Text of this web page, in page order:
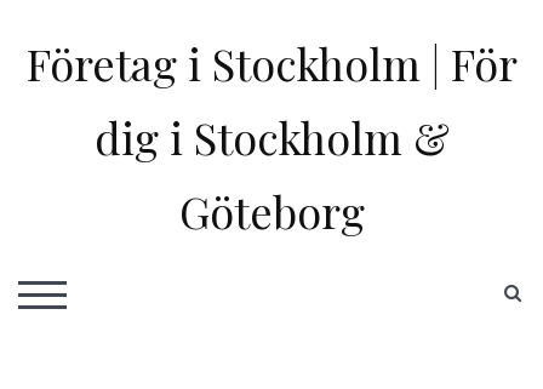
content
Företag i Stockholm | För
dig i Stockholm &
Göteborg
TOGGLE MOBILE MENU